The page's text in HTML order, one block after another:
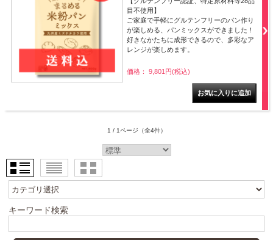
目不使用】
ご家庭で手軽にグルテンフリーのパン作り
が楽しめる、パンミックスができました！
好きなかたちに成形できるので、多彩なア
レンジが楽しめます。
価格： 9,801円(税込)
1 / 1ページ （全4件）
キーワード検索